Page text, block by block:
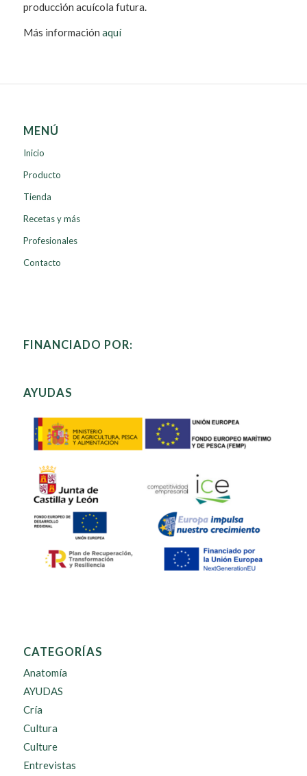
producción acuícola futura.
Más información aquí
MENÚ
Inicio
Producto
Tienda
Recetas y más
Profesionales
Contacto
FINANCIADO POR:
AYUDAS
CATEGORÍAS
Anatomía
AYUDAS
Cría
Cultura
Culture
Entrevistas